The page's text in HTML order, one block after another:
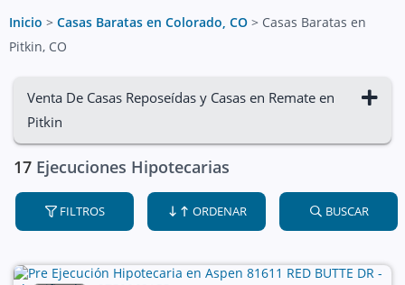
Inicio > Casas Baratas en Colorado, CO > Casas Baratas en
Pitkin, CO
Venta De Casas Reposeídas y Casas en Remate en
Pitkin
17 Ejecuciones Hipotecarias
FILTROS ORDENAR BUSCAR